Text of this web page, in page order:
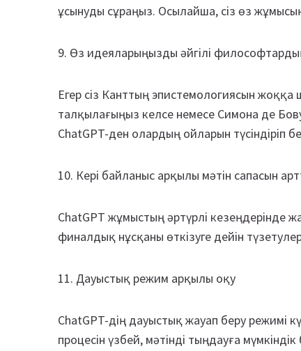
ұсынуды сұраңыз. Осылайша, сіз өз
9. Өз идеяларыңызды әйгілі
Егер сіз Канттың эпистемологиясын
талқылағыңыз келсе немесе Симона де
ChatGPT-ден олардың ойларын түсіндіріп
10. Кері байланыс арқылы мәтін сапасын
ChatGPT жұмыстың әртүрлі кезеңдерінде
финалдық нұсқаны өткізуге дейін түзетулер
11. Дауыстық режим арқылы оқу
ChatGPT-дің дауыстық жауап беру режимі
процесін үзбей, мәтінді тыңдауға мүмкіндік